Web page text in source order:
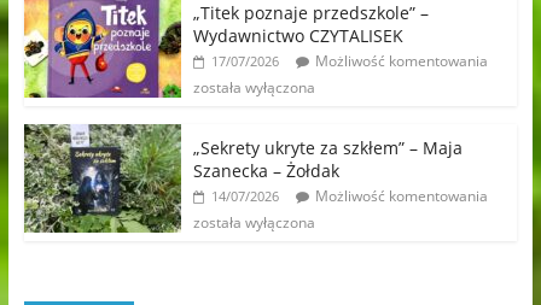
„Titek poznaje przedszkole” –
Wydawnictwo CZYTALISEK
17/07/2026
Możliwość komentowania
została wyłączona
„Sekrety ukryte za szkłem” – Maja
Szanecka – Żołdak
14/07/2026
Możliwość komentowania
została wyłączona